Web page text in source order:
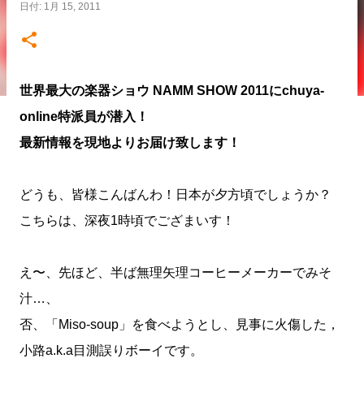
日付: 1月 15, 2011
世界最大の楽器ショウ NAMM SHOW 2011にchuya-
online特派員が潜入！
最新情報を現地よりお届け致します！
どうも、皆様こんばんわ！日本が夕方頃でしょうか？
こちらは、深夜1時頃でござまいす！
え〜、先ほど、半ば無理矢理コーヒーメーカーでみそ
汁…、
否、「Miso-soup」を食べようとし、見事に火傷した，
小路a.k.a目測誤りボーイです。